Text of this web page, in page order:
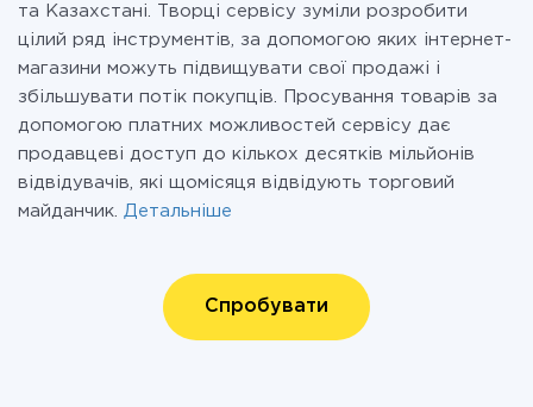
та Казахстані. Творці сервісу зуміли розробити
цілий ряд інструментів, за допомогою яких інтернет-
магазини можуть підвищувати свої продажі і
збільшувати потік покупців. Просування товарів за
допомогою платних можливостей сервісу дає
продавцеві доступ до кількох десятків мільйонів
відвідувачів, які щомісяця відвідують торговий
майданчик. Детальніше
Спробувати